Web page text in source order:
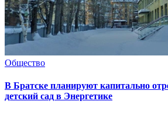
Общество
В Братске планируют капитально
детский сад в Энергетике